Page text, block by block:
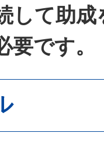
して助
要です。